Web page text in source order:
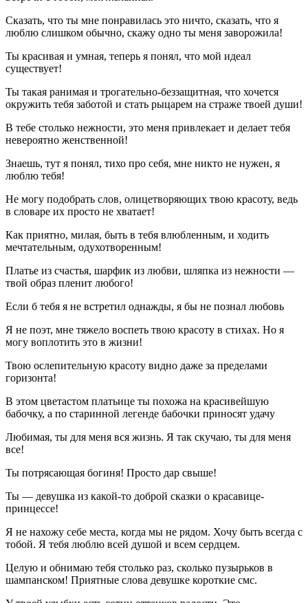
Сказать, что ты мне понравилась это ничто, сказать, что я
люблю слишком обычно, скажу одно ты меня заворожила!
Ты красивая и умная, теперь я понял, что мой идеал
существует!
Ты такая ранимая и трогательно-беззащитная, что хочется
окружить тебя заботой и стать рыцарем на страже твоей души!
В тебе столько нежности, это меня привлекает и делает тебя
невероятно женственной!
Знаешь, тут я понял, тихо про себя, мне никто не нужен, я
люблю тебя!
Не могу подобрать слов, олицетворяющих твою красоту, ведь
в словаре их просто не хватает!
Как приятно, милая, быть в тебя влюбленным, и ходить
мечтательным, одухотворенным!
Платье из счастья, шарфик из любви, шляпка из нежности —
твой образ пленит любого!
Если б тебя я не встретил однажды, я бы не познал любовь
Я не поэт, мне тяжело воспеть твою красоту в стихах. Но я
могу воплотить это в жизни!
Твою ослепительную красоту видно даже за пределами
горизонта!
В этом цветастом платьице ты похожа на красивейшую
бабочку, а по старинной легенде бабочки приносят удачу
Любимая, ты для меня вся жизнь. Я так скучаю, ты для меня
все!
Ты потрясающая богиня! Просто дар свыше!
Ты — девушка из какой-то доброй сказки о красавице-
принцессе!
Я не нахожу себе места, когда мы не рядом. Хочу быть всегда с
тобой. Я тебя люблю всей душой и всем сердцем.
Целую и обнимаю тебя столько раз, сколько пузырьков в
шампанском! Приятные слова девушке короткие смс.